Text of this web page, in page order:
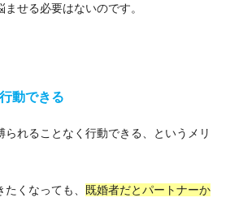
せる必要はないのです。
動できる
られることなく行動できる、というメリ
くなっても、
既婚者だとパートナーか